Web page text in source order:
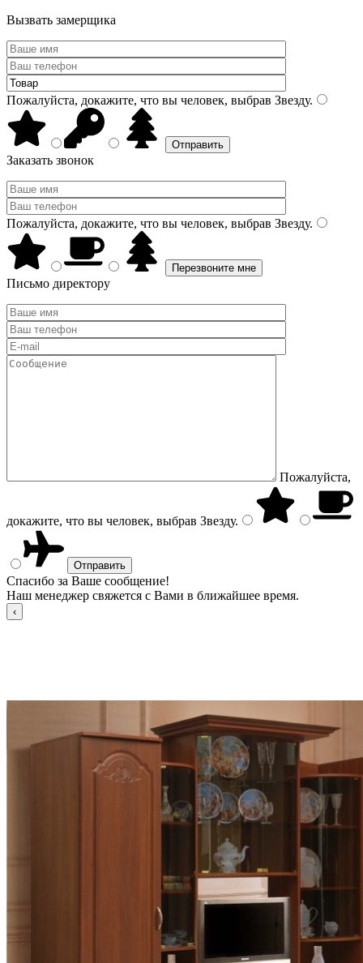
Вызвать замерщика
Пожалуйста, докажите, что вы человек, выбрав Звезду.
Заказать звонок
Пожалуйста, докажите, что вы человек, выбрав Звезду.
Письмо директору
Пожалуйста,
докажите, что вы человек, выбрав Звезду.
Спасибо за Ваше сообщение!
Наш менеджер свяжется с Вами в ближайшее время.